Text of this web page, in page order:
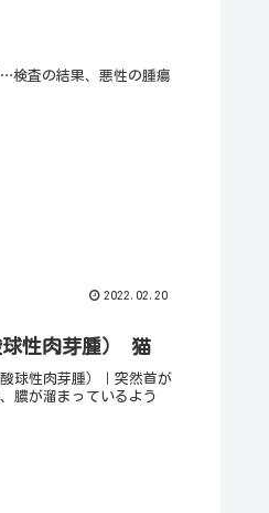
査の結果、悪性の腫瘍
2022.02.20
性肉芽腫） 猫
球性肉芽腫）｜突然首が
膿が溜まっているよう